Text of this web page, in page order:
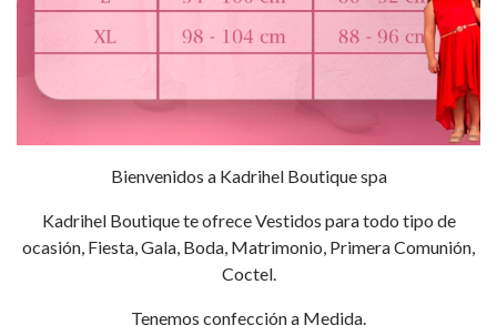
Bienvenidos a Kadrihel Boutique spa
Kadrihel Boutique te ofrece Vestidos para todo tipo de
ocasión, Fiesta, Gala, Boda, Matrimonio, Primera Comunión,
Coctel.
Tenemos confección a Medida.